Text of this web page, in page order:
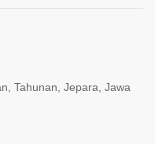
Tahunan, Jepara, Jawa